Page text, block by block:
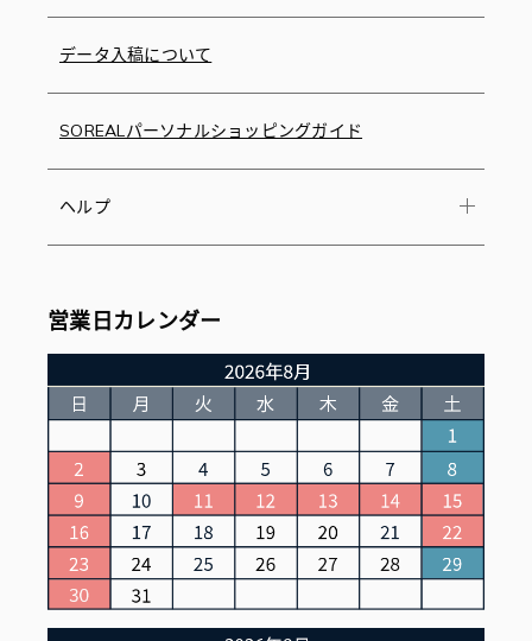
データ入稿について
SOREALパーソナルショッピングガイド
ヘルプ
営業日カレンダー